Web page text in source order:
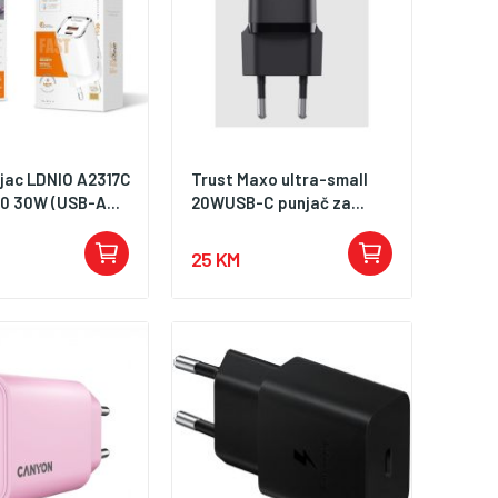
LDNIO A2317C
30W (USB-A...
Trust Maxo ultra-small
20WUSB-C punjač za...
25 KM